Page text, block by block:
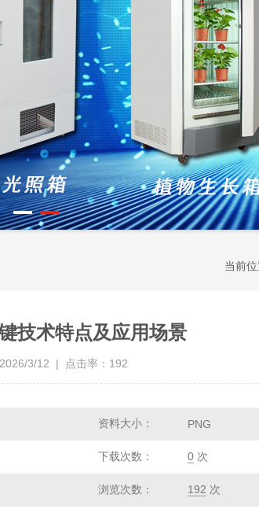
当前位
技术特点及应用场景
3/12 | 点击率：192
资料大小： PNG
下载次数： 0 次
浏览次数： 192 次